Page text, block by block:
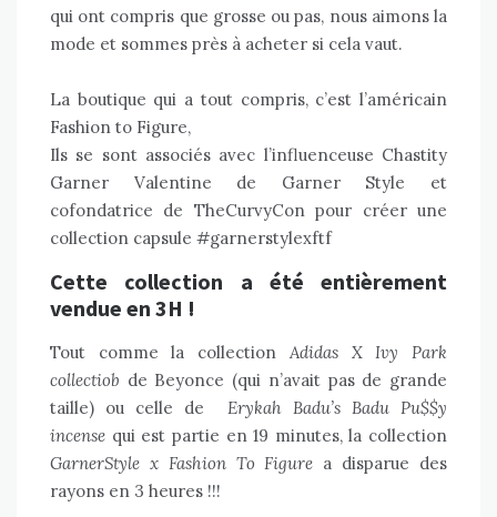
qui ont compris que grosse ou pas, nous aimons la
mode et sommes près à acheter si cela vaut.
La boutique qui a tout compris, c’est l’américain
Fashion to Figure,
Ils se sont associés avec l’influenceuse Chastity
Garner Valentine de Garner Style et
cofondatrice de TheCurvyCon pour créer une
collection capsule #garnerstylexftf
Cette collection a été entièrement
vendue en 3H !
Tout comme la collection Adidas X Ivy Park
collectiob de Beyonce (qui n’avait pas de grande
taille) ou celle de Erykah Badu’s Badu Pu$$y
incense qui est partie en 19 minutes, la collection
GarnerStyle x Fashion To Figure a disparue des
rayons en 3 heures !!!